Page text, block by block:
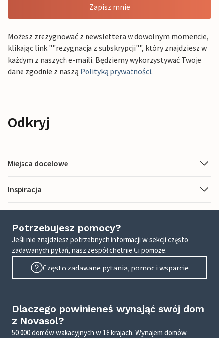
Zapisz mnie
Możesz zrezygnować z newslettera w dowolnym momencie,
klikając link ""rezygnacja z subskrypcji"", który znajdziesz w
każdym z naszych e-maili. Będziemy wykorzystywać Twoje
dane zgodnie z naszą Polityką prywatności.
Odkryj
Miejsca docelowe
Inspiracja
Potrzebujesz pomocy?
Jeśli nie znajdziesz potrzebnych informacji w sekcji często
zadawanych pytań, nasz zespół chętnie Ci pomoże.
Często zadawane pytania, pomoc i wsparcie
Dlaczego powinieneś wynająć swój dom
z Novasol?
50 000 domów wakacyjnych w 18 krajach. Wynajem domów